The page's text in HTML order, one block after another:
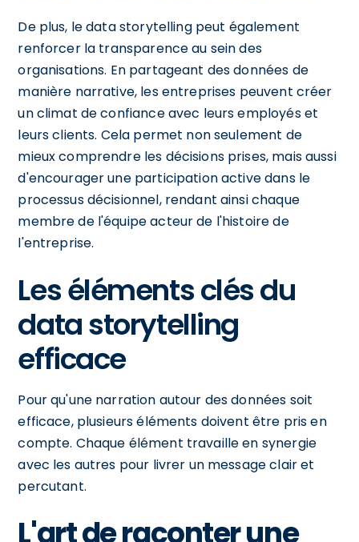
De plus, le data storytelling peut également
renforcer la transparence au sein des
organisations. En partageant des données de
manière narrative, les entreprises peuvent créer
un climat de confiance avec leurs employés et
leurs clients. Cela permet non seulement de
mieux comprendre les décisions prises, mais aussi
d'encourager une participation active dans le
processus décisionnel, rendant ainsi chaque
membre de l'équipe acteur de l'histoire de
l'entreprise.
Les éléments clés du
data storytelling
efficace
Pour qu'une narration autour des données soit
efficace, plusieurs éléments doivent être pris en
compte. Chaque élément travaille en synergie
avec les autres pour livrer un message clair et
percutant.
L'art de raconter une